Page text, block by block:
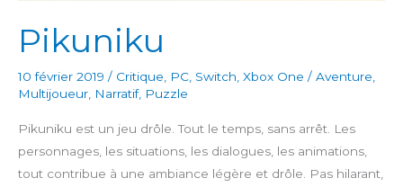
Pikuniku
10 février 2019 / Critique PC Switch Xbox One / Aventure
Multijoueur Narratif, Puzzle
Pikuniku est un jeu drôle. Tout le temps, sans arrêt. Les
personnages, les situations, les dialogues, les animations,
tout contribue à une ambiance légère et drôle. Pas hilarant,